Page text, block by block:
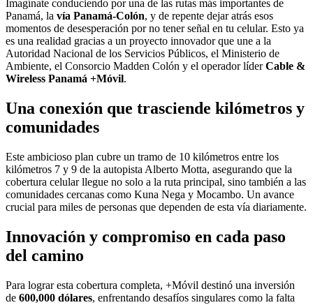
Imagínate conduciendo por una de las rutas más importantes de
Panamá, la vía Panamá-Colón, y de repente dejar atrás esos
momentos de desesperación por no tener señal en tu celular. Esto ya
es una realidad gracias a un proyecto innovador que une a la
Autoridad Nacional de los Servicios Públicos, el Ministerio de
Ambiente, el Consorcio Madden Colón y el operador líderCable &
Wireless Panamá +Móvil.
Una conexión que trasciende kilómetros y
comunidades
Este ambicioso plan cubre un tramo de 10 kilómetros entre los
kilómetros 7 y 9 de la autopista Alberto Motta, asegurando que la
cobertura celular llegue no solo a la ruta principal, sino también a las
comunidades cercanas como Kuna Nega y Mocambo. Un avance
crucial para miles de personas que dependen de esta vía diariamente.
Innovación y compromiso en cada paso
del camino
Para lograr esta cobertura completa, +Móvil destinó una inversión
de 600,000 dólares, enfrentando desafíos singulares como la falta